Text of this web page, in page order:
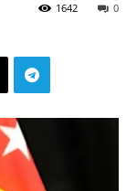
0
1642